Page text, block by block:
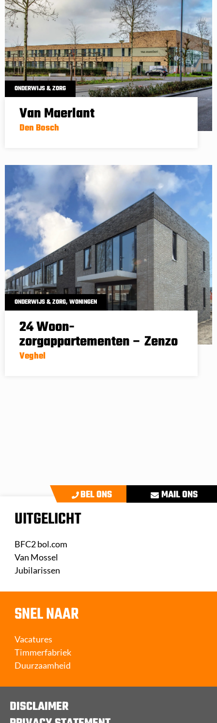
ONDERWIJS & ZORG
Van Maerlant
Den Bosch
ONDERWIJS & ZORG, WONINGEN
24 Woon-
zorgappartementen – Zenzo
Veghel
BEL ONS MAIL ONS
UITGELICHT
BFC2 bol.com
Van Mossel
Jubilarissen
SNEL NAAR
Vacatures
Timmerfabriek
Duurzaamheid
DISCLAIMER